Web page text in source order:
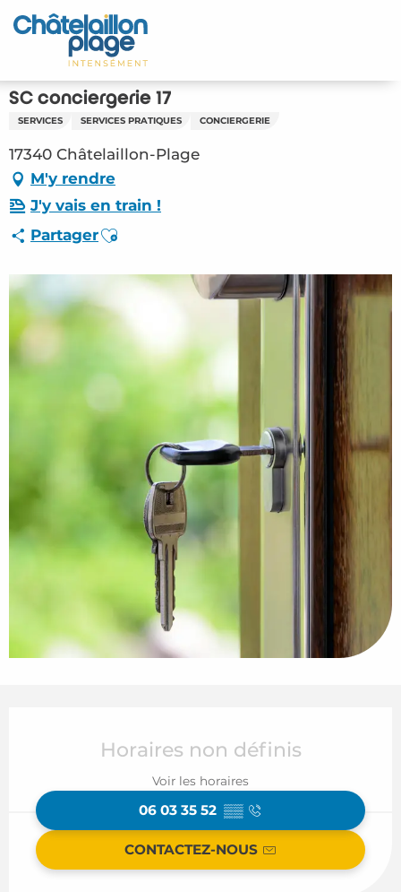
Aller
au
principal
Accueil
Découvrir
Activités
A vivre
Rendez-vous
Espace Pro
SC conciergerie 17
SERVICES SERVICES PRATIQUES CONCIERGERIE
17340 Châtelaillon-Plage
M'y rendre
J'y vais en train !
PartagerAjouter aux favoris
Horaires non définis
Voir les horaires
06 03 35 52 ▒▒
CONTACTEZ-NOUS